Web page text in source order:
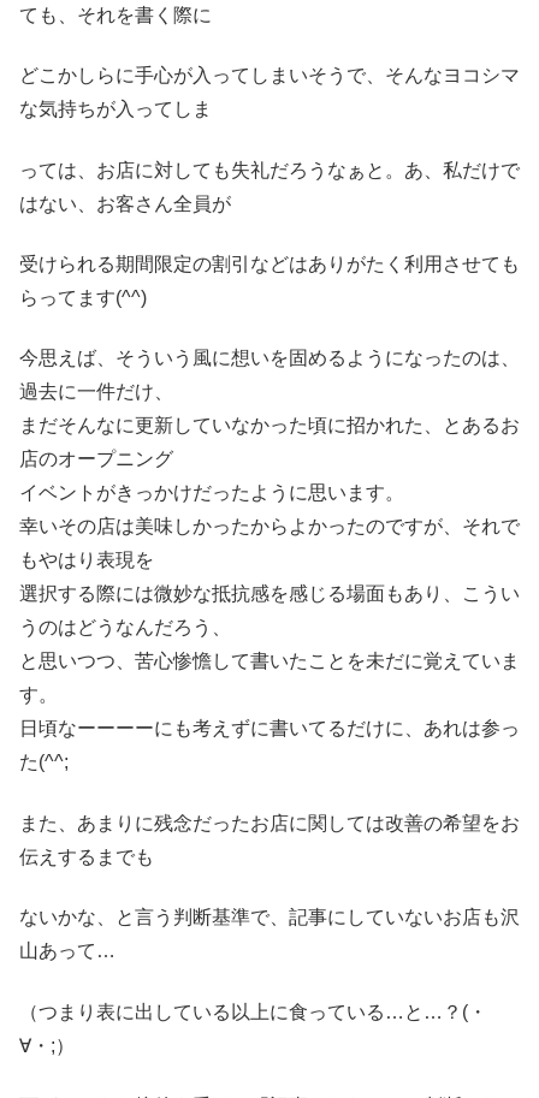
ても、それを書く際に
どこかしらに手心が入ってしまいそうで、そんなヨコシマ
な気持ちが入ってしま
っては、お店に対しても失礼だろうなぁと。あ、私だけで
はない、お客さん全員が
受けられる期間限定の割引などはありがたく利用させても
らってます(^^)ゞ
今思えば、そういう風に想いを固めるようになったのは、
過去に一件だけ、
まだそんなに更新していなかった頃に招かれた、とあるお
店のオープニング
イベントがきっかけだったように思います。
幸いその店は美味しかったからよかったのですが、それで
もやはり表現を
選択する際には微妙な抵抗感を感じる場面もあり、こうい
うのはどうなんだろう、
と思いつつ、苦心惨憺して書いたことを未だに覚えていま
す。
日頃なーーーーにも考えずに書いてるだけに、あれは参っ
た(^^;
また、あまりに残念だったお店に関しては改善の希望をお
伝えするまでも
ないかな、と言う判断基準で、記事にしていないお店も沢
山あって…
（つまり表に出している以上に食っている…と…？(・
∀・;）